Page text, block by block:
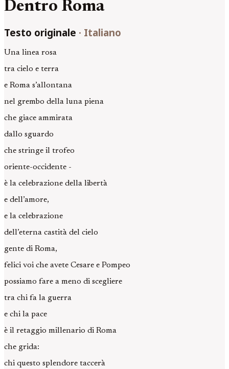
Dentro Roma
Testo originale · Italiano
Una linea rosa
tra cielo e terra
e Roma s’allontana
nel grembo della luna piena
che giace ammirata
dallo sguardo
che stringe il trofeo
oriente-occidente -
è la celebrazione della libertà
e dell’amore,
e la celebrazione
dell’eterna castità del cielo
gente di Roma,
felici voi che avete Cesare e Pompeo
possiamo fare a meno di scegliere
tra chi fa la guerra
e chi la pace
è il retaggio millenario di Roma
che grida:
chi questo splendore taccerà